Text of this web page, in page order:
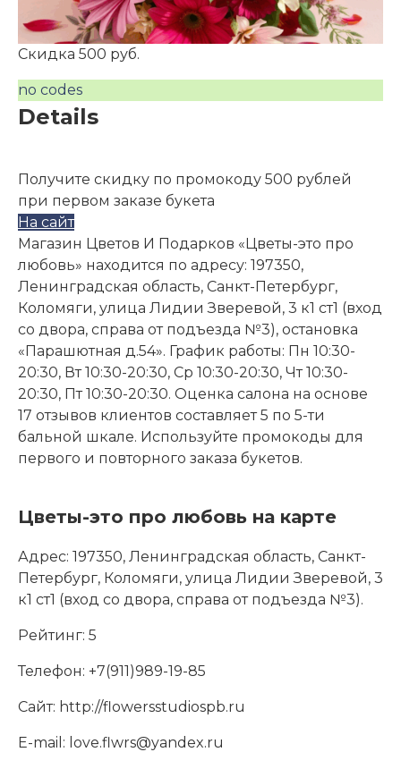
Скидка 500 руб.
no codes
Details
Получите скидку по промокоду 500 рублей
при первом заказе букета
На сайт
Магазин Цветов И Подарков «Цветы-это про
любовь» находится по адресу: 197350,
Ленинградская область, Санкт-Петербург,
Коломяги, улица Лидии Зверевой, 3 к1 ст1 (вход
со двора, справа от подъезда №3), остановка
«Парашютная д.54». График работы: Пн 10:30-
20:30, Вт 10:30-20:30, Ср 10:30-20:30, Чт 10:30-
20:30, Пт 10:30-20:30. Оценка салона на основе
17 отзывов клиентов составляет 5 по 5-ти
бальной шкале. Используйте промокоды для
первого и повторного заказа букетов.
Цветы-это про любовь на карте
Адрес: 197350, Ленинградская область, Санкт-
Петербург, Коломяги, улица Лидии Зверевой, 3
к1 ст1 (вход со двора, справа от подъезда №3).
Рейтинг: 5
Телефон: +7(911)989-19-85
Сайт: http://flowersstudiospb.ru
E-mail: love.flwrs@yandex.ru